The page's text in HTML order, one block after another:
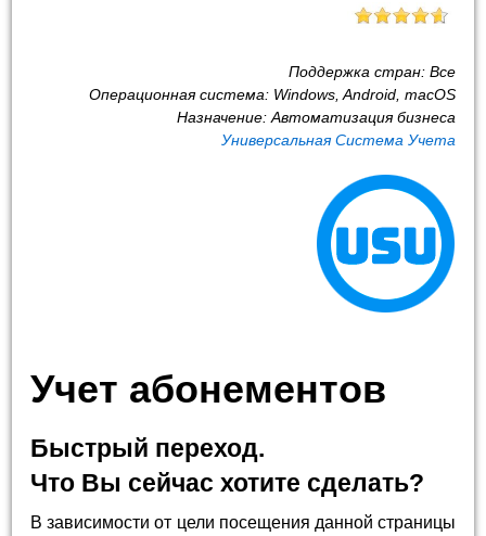
Поддержка стран: Все
Операционная система: Windows, Android, macOS
Назначение: Автоматизация бизнеса
Универсальная Система Учета
Учет абонементов
Быстрый переход.
Что Вы сейчас хотите сделать?
В зависимости от цели посещения данной страницы